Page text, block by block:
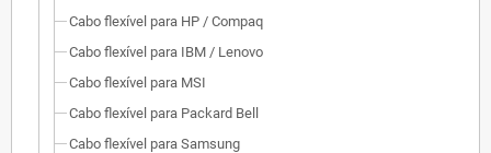
Cabo flexível para HP / Compaq
Cabo flexível para IBM / Lenovo
Cabo flexível para MSI
Cabo flexível para Packard Bell
Cabo flexível para Samsung